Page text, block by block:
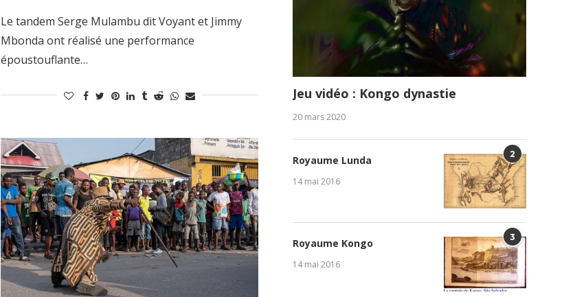
Le tandem Serge Mulambu dit Voyant et Jimmy
Mbonda ont réalisé une performance
époustouflante…
Jeu vidéo : Kongo dynastie
20 mars 2020
2
Royaume Lunda
14 mai 2016
3
Royaume Kongo
14 mai 2016